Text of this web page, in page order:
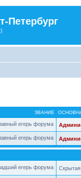
Петербург
ЗВАНИЕ
Скрытая